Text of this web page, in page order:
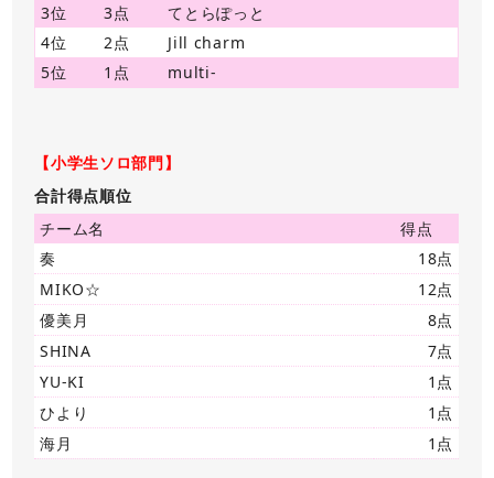
3位
3点
てとらぽっと
4位
2点
Jill charm
5位
1点 multi-
【小学生ソロ部門】
合計得点順位
チーム名
得点
奏
18点
MIKO☆
12点
優美月
8点
SHINA
7点
YU-KI
1点
ひより
1点
海月
1点